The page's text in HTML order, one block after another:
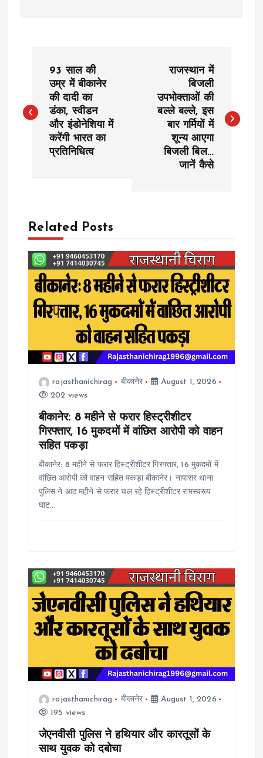
s
v
a
t
93 साल की
उम्र में बीकानेर
की दादी का
डंका, स्वीडन
और इंडोनेशिया में
करेंगी भारत का
प्रतिनिधित्व
राजस्थान में
बिजली
उपभोक्ताओं की
बल्ले बल्ले, इस
बार गर्मियों में
शून्य आएगा
बिजली बिल…
जानें कैसे
Related Posts
rajasthanichirag बीकानेर
August 1, 2026
202 views
बीकानेर: 8 महीने से फरार हिस्ट्रीशीटर
गिरफ्तार, 16 मुकदमों में वांछित आरोपी को वाहन
सहित पकड़ा
बीकानेर: 8 महीने से फरार हिस्ट्रीशीटर गिरफ्तार, 16 मुकदमों में
वांछित आरोपी को वाहन सहित पकड़ा बीकानेर। नापासर थाना
पुलिस ने आठ महीने से फरार चल रहे हिस्ट्रीशीटर रामस्वरूप
घाट…
rajasthanichirag बीकानेर
August 1, 2026
195 views
जेएनवीसी पुलिस ने हथियार और कारतूसों के
साथ युवक को दबोचा